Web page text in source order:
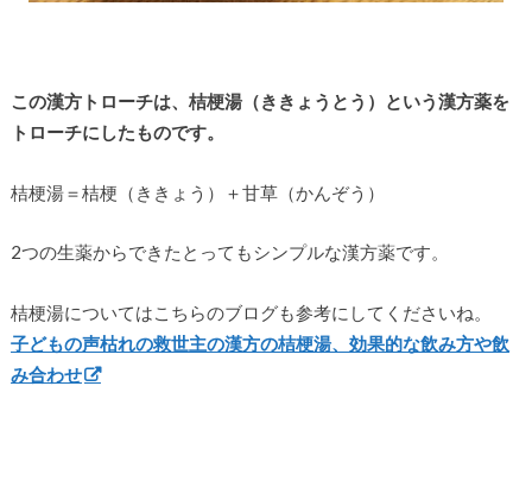
この漢方トローチは、桔梗湯（ききょうとう）という漢方薬を
トローチにしたものです。
桔梗湯＝桔梗（ききょう）＋甘草（かんぞう）
2つの生薬からできたとってもシンプルな漢方薬です。
桔梗湯についてはこちらのブログも参考にしてくださいね。
子どもの声枯れの救世主の漢方の桔梗湯、効果的な飲み方や飲
み合わせ